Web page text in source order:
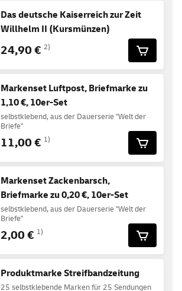
Das deutsche Kaiserreich zur Zeit
Willhelm II (Kursmünzen)
24,90 € 2)
Markenset Luftpost, Briefmarke zu
1,10 €, 10er-Set
selbstklebend, aus der Dauerserie "Welt der
Briefe"
11,00 € 1)
Markenset Zackenbarsch,
Briefmarke zu 0,20 €, 10er-Set
selbstklebend, aus der Dauerserie "Welt der
Briefe"
2,00 € 1)
Produktmarke Streifbandzeitung
25 selbstklebende Marken für 25 Sendungen